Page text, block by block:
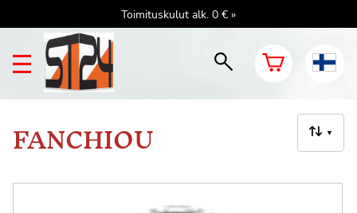
Toimituskulut alk. 0 € »
▼
FANCHIOU